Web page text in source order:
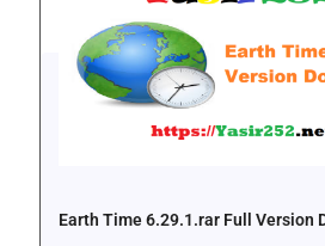
Earth Time 6.29.1.rar Full Version